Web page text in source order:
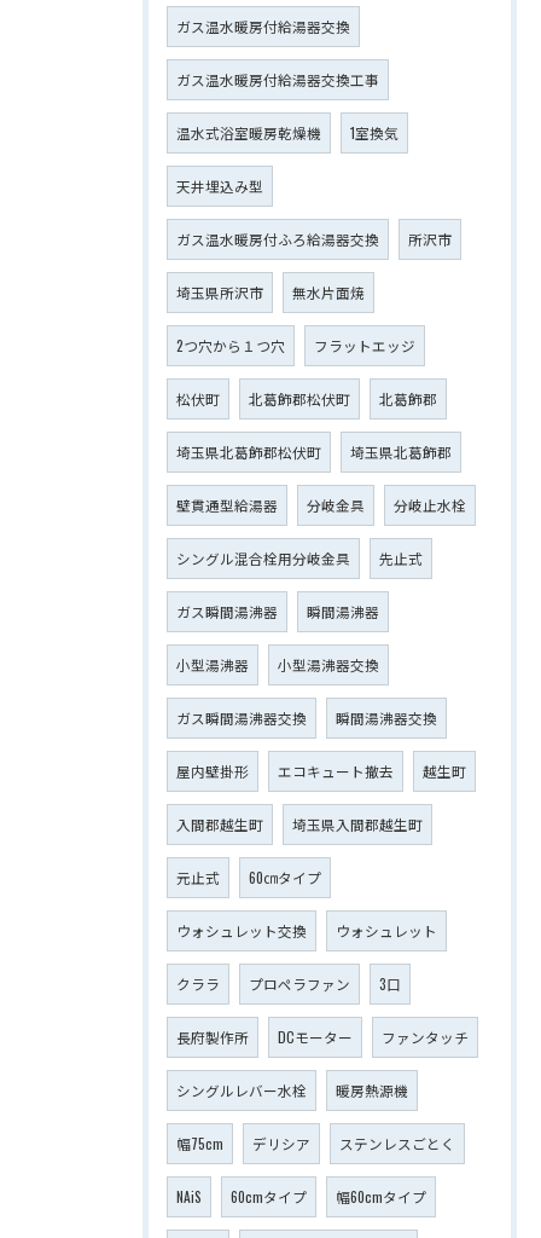
ガス温水暖房付給湯器交換
ガス温水暖房付給湯器交換工事
温水式浴室暖房乾燥機 1室換気
天井埋込み型
ガス温水暖房付ふろ給湯器交換 所沢市
埼玉県所沢市 無水片面焼
2つ穴から１つ穴 フラットエッジ
松伏町 北葛飾郡松伏町 北葛飾郡
埼玉県北葛飾郡松伏町 埼玉県北葛飾郡
壁貫通型給湯器 分岐金具 分岐止水栓
シングル混合栓用分岐金具 先止式
ガス瞬間湯沸器 瞬間湯沸器
小型湯沸器 小型湯沸器交換
ガス瞬間湯沸器交換 瞬間湯沸器交換
屋内壁掛形 エコキュート撤去 越生町
入間郡越生町 埼玉県入間郡越生町
元止式 60㎝タイプ
ウォシュレット交換 ウォシュレット
クララ プロペラファン 3口
長府製作所 DCモーター ファンタッチ
シングルレバー水栓 暖房熱源機
幅75cm デリシア ステンレスごとく
NAiS 60cmタイプ 幅60cmタイプ